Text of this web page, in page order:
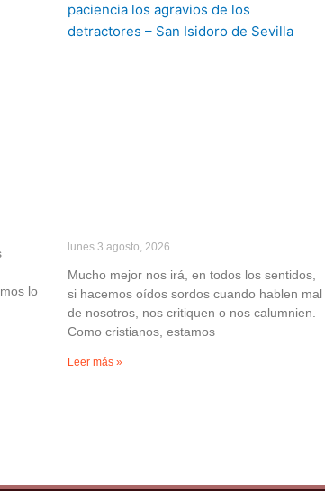
lo
lunes 3 agosto, 2026
Mucho mejor nos irá, en todos los sentidos,
si hacemos oídos sordos cuando hablen mal
de nosotros, nos critiquen o nos calumnien.
Como cristianos, estamos
Leer más »